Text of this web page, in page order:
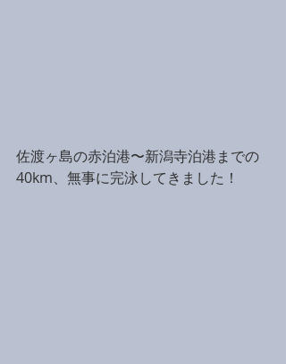
佐渡ヶ島の赤泊港〜新潟寺泊港までの
40km、無事に完泳してきました！